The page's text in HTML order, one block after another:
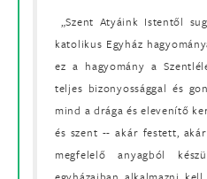
„Szent Atyáink Istentől
katolikus Egyház
ez a hagyomány a
teljes bizonyossággal és
mind a drága és elevenítő
és szent -- akár festett,
megfelelő anyagból